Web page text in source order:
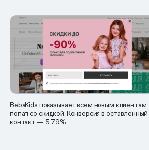
BebaKids показывает всем новым клиентам
попап со скидкой. Конверсия в оставленный
контакт — 5,79%